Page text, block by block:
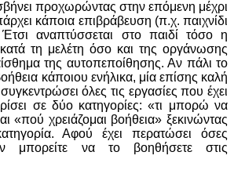
προχωρώντας στην επόμενη μέχρι
κάποια επιβράβευση (π.χ. παιχνίδι
αναπτύσσεται στο παιδί τόσο η
τη μελέτη όσο και της οργάνωσης
της αυτοπεποίθησης. Αν πάλι το
κάποιου ενήλικα, μία επίσης καλή
συγκεντρώσει όλες τις εργασίες που έχει
σε δύο κατηγορίες: «τι μπορώ να
«πού χρειάζομαι βοήθεια» ξεκινώντας
Αφού έχει περατώσει όσες
μπορείτε να το βοηθήσετε στις